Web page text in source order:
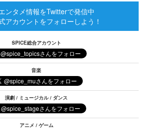
ンタメ情報をTwitterで発信中
アカウントをフォローしよう！
SPICE総合アカウント
音楽
演劇 / ミュージカル / ダンス
アニメ / ゲーム